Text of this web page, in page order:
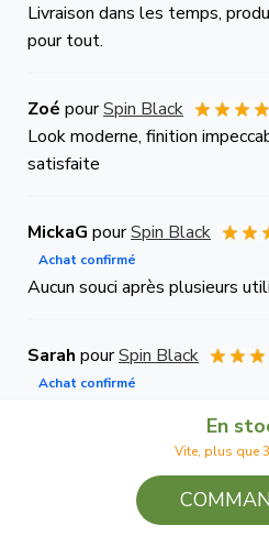
En
Vite, plus que
Livraison dans les temps,
pour tout.
Zoé pourSpin Black
Look moderne, finition
satisfaite
MickaG pourSpin Black
Achat confirmé
Aucun souci après plusieurs
Sarah pourSpin Black
Achat confirmé
va, demande au SAV pour le
Spin Black